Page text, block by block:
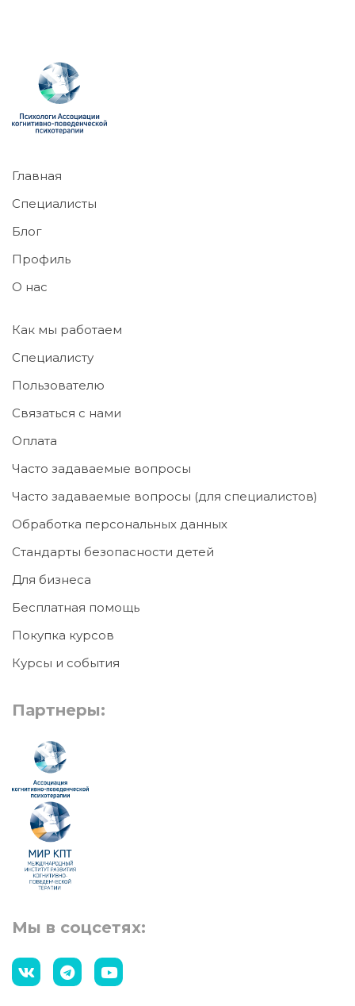
Главная
Специалисты
Блог
Профиль
О нас
Как мы работаем
Специалисту
Пользователю
Связаться с нами
Оплата
Часто задаваемые вопросы
Часто задаваемые вопросы (для специалистов)
Обработка персональных данных
Стандарты безопасности детей
Для бизнеса
Бесплатная помощь
Покупка курсов
Курсы и события
Партнеры:
Мы в соцсетях: